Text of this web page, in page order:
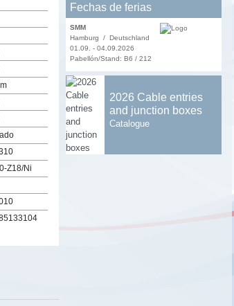
Z18/Ni
Fechas de ferias
SMM
Hamburg / Deutschland
01.09. - 04.09.2026
Pabellón/Stand: B6 / 212
2026 Cable entries
and junction boxes
Catalogue